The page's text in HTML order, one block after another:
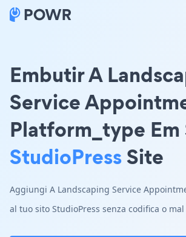
Embutir A
Service
Platform_type Em
StudioPressSite
Aggiungi A Landscaping Service
al tuo sito StudioPress senza codifica o